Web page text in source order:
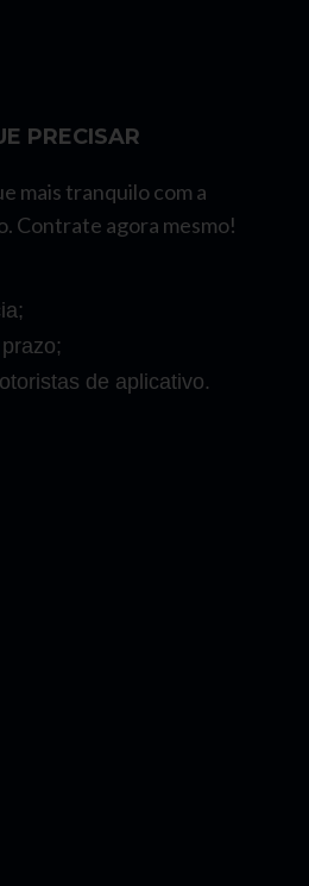
PRECISAR
mais tranquilo com a
Contrate agora mesmo!
de aplicativo.